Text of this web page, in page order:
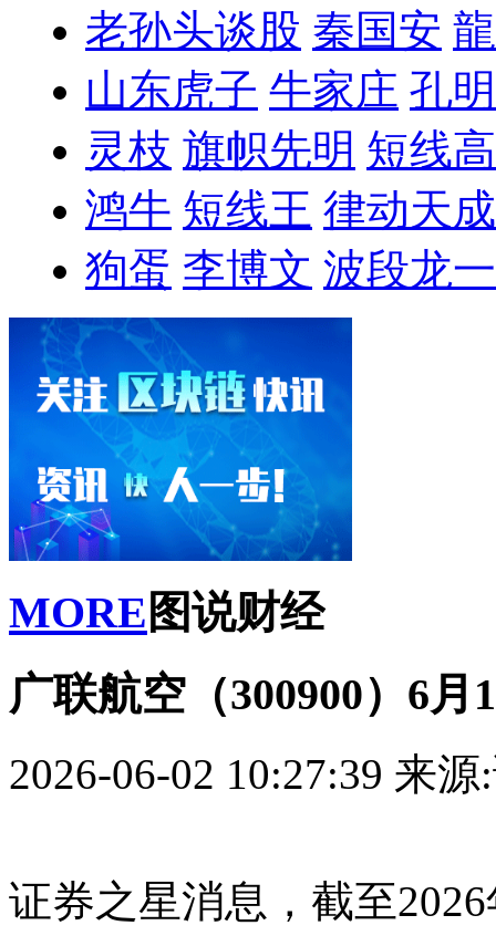
老孙头谈股 秦国安
山东虎子 牛家庄 孔
灵枝 旗帜先明 短线
鸿牛 短线王 律动天成
狗蛋 李博文 波段龙一
MORE 图说财经
广联航空（300900）6
2026-06-02 10:27:39 来源
证券之星消息，截至